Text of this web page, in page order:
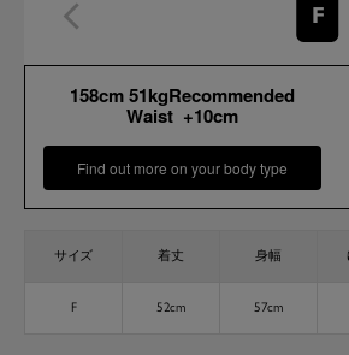
F
158cm 51kgRecommended
Waist +10cm
Find out more on your body type
サイズ 着丈 身幅
F 52cm 57cm